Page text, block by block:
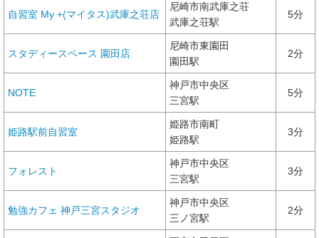
自習室 My +(マイタス)武庫之荘店
尼崎市南武庫之荘
武庫之荘駅
5分
スタディースペース 園田店
尼崎市東園田
園田駅
2分
NOTE
神戸市中央区
三宮駅
5分
姫路駅前自習室
姫路市南町
姫路駅
3分
フォレスト
神戸市中央区
三宮駅
3分
勉強カフェ 神戸三宮スタジオ
神戸市中央区
三ノ宮駅
2分